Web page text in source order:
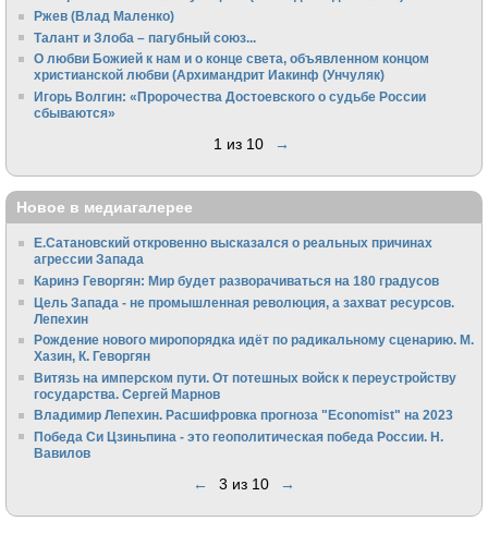
Ржев (Влад Маленко)
Талант и Злоба – пагубный союз...
О любви Божией к нам и о конце света, объявленном концом
христианской любви (Архимандрит Иакинф (Унчуляк)
Игорь Волгин: «Пророчества Достоевского о судьбе России
сбываются»
1 из 10 →
Новое в медиагалерее
Е.Сатановский откровенно высказался о реальных причинах
агрессии Запада
Каринэ Геворгян: Мир будет разворачиваться на 180 градусов
Цель Запада - не промышленная революция, а захват ресурсов.
Лепехин
Рождение нового миропорядка идёт по радикальному сценарию. М.
Хазин, К. Геворгян
Витязь на имперском пути. От потешных войск к переустройству
государства. Сергей Марнов
Владимир Лепехин. Расшифровка прогноза "Economist" на 2023
Победа Си Цзиньпина - это геополитическая победа России. Н.
Вавилов
← 3 из 10 →